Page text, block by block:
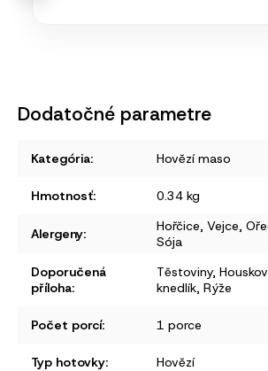
Dodatočné parametre
Kategória: Hovězí maso
Hmotnosť: 0.34 kg
Alergeny: Hořčice, Vejce,
Sója
Doporučená
příloha:
Těstoviny,
knedlík, Rýže
Počet porcí: 1 porce
Typ hotovky: Hovězí